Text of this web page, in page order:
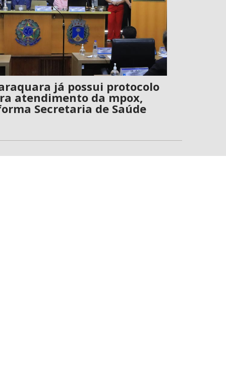
já possui protocolo
atendimento da mpox,
Secretaria de Saúde